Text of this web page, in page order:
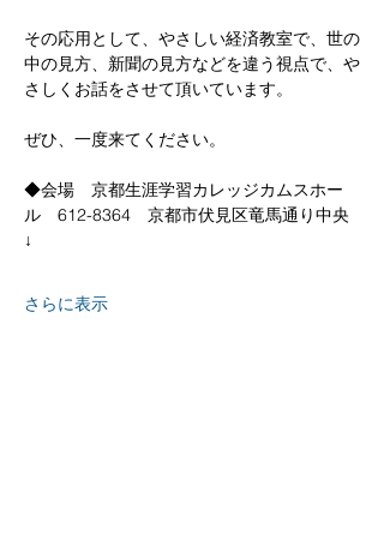
その応用として、やさしい経済教室で、世の
中の見方、新聞の見方などを違う視点で、や
さしくお話をさせて頂いています。
ぜひ、一度来てください。
◆会場　京都生涯学習カレッジカムスホー
ル　612-8364　京都市伏見区竜馬通り中央
↓
さらに表示